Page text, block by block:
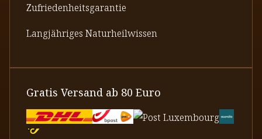
Zufriedenheitsgarantie
Langjähriges Naturheilwissen
Gratis Versand ab 80 Euro